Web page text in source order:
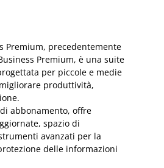
Premium, precedentemente
Premium, è una suite
per piccole e medie
produttività,
abbonamento, offre
spazio di
avanzati per la
delle informazioni